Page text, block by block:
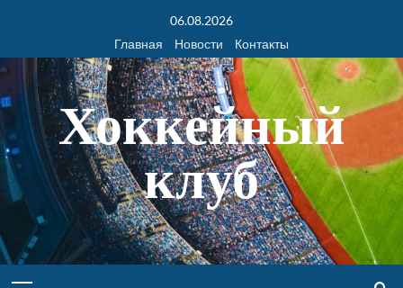
06.08.2026
Главная
Новости Контакты
Хоккейный
клуб